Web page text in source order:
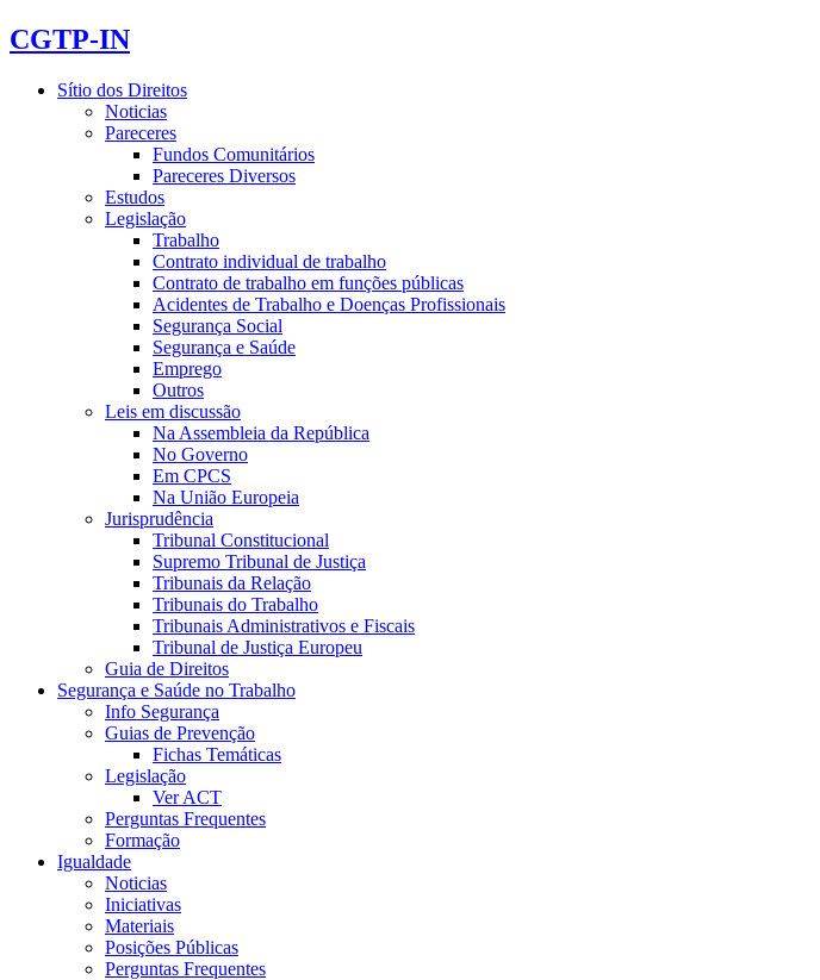
CGTP-IN
Sítio dos Direitos
Noticias
Pareceres
Fundos Comunitários
Pareceres Diversos
Estudos
Legislação
Trabalho
Contrato individual de trabalho
Contrato de trabalho em funções públicas
Acidentes de Trabalho e Doenças Profissionais
Segurança Social
Segurança e Saúde
Emprego
Outros
Leis em discussão
Na Assembleia da República
No Governo
Em CPCS
Na União Europeia
Jurisprudência
Tribunal Constitucional
Supremo Tribunal de Justiça
Tribunais da Relação
Tribunais do Trabalho
Tribunais Administrativos e Fiscais
Tribunal de Justiça Europeu
Guia de Direitos
Segurança e Saúde no Trabalho
Info Segurança
Guias de Prevenção
Fichas Temáticas
Legislação
Ver ACT
Perguntas Frequentes
Formação
Igualdade
Noticias
Iniciativas
Materiais
Posições Públicas
Perguntas Frequentes